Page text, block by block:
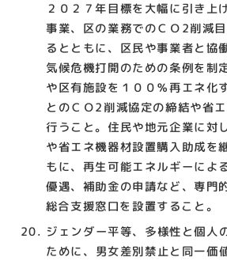
２０２７年目標を大幅に引き上
事業、区の業務でのＣＯ2削減
るとともに、区民や事業者と協
気候危機打開のための条例を制
や区有施設を１００％再エネ化
とのＣＯ2削減協定の締結や省
行うこと。住民や地元企業に対
や省エネ機器材設置購入助成を
もに、再生可能エネルギーによ
優遇、補助金の申請など、専門
総合支援窓口を設置すること。
ジェンダー平等、多様性と個人
ために、男女差別禁止と同一価